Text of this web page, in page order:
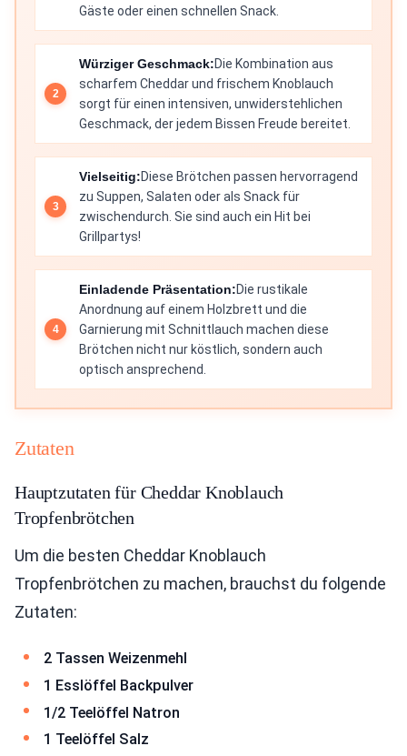
Gäste oder einen schnellen Snack.
Würziger Geschmack:Die Kombination aus
scharfem Cheddar und frischem Knoblauch
sorgt für einen intensiven, unwiderstehlichen
Geschmack, der jedem Bissen Freude bereitet.
Vielseitig:Diese Brötchen passen hervorragend
zu Suppen, Salaten oder als Snack für
zwischendurch. Sie sind auch ein Hit bei
Grillpartys!
Einladende Präsentation:Die rustikale
Anordnung auf einem Holzbrett und die
Garnierung mit Schnittlauch machen diese
Brötchen nicht nur köstlich, sondern auch
optisch ansprechend.
Zutaten
Hauptzutaten für Cheddar Knoblauch
Tropfenbrötchen
Um die besten Cheddar Knoblauch
Tropfenbrötchen zu machen, brauchst du folgende
Zutaten:
2 Tassen Weizenmehl
1 Esslöffel Backpulver
1/2 Teelöffel Natron
1 Teelöffel Salz